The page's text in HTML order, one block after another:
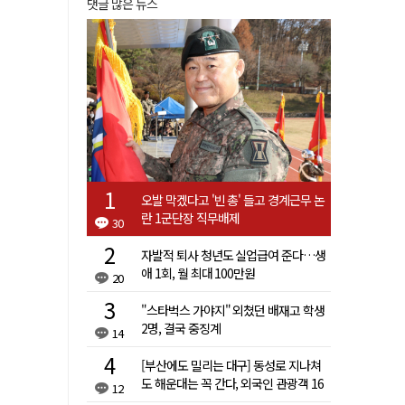
댓글 많은 뉴스
30
오발 막겠다고 '빈 총' 들고 경계근무 논
란 1군단장 직무배제
20
자발적 퇴사 청년도 실업급여 준다…생
애 1회, 월 최대 100만원
14
"스타벅스 가야지" 외쳤던 배재고 학생
2명, 결국 중징계
12
[부산에도 밀리는 대구] 동성로 지나쳐
도 해운대는 꼭 간다, 외국인 관광객 16